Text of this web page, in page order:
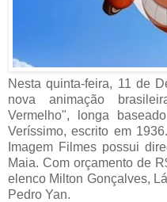
Nesta quinta-feira, 11 de
nova animação
Vermelho", longa
Veríssimo, escrito em
Imagem Filmes possui
Maia. Com orçamento de
elenco Milton Gonçalves,
Pedro Yan.